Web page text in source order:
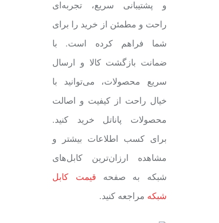
و پشتیبانی سریع، تجربه‌ای
راحت و مطمئن از خرید را برای
شما فراهم کرده است. با
ضمانت بازگشت کالا و ارسال
سریع محصولات، می‌توانید با
خیال راحت از کیفیت و اصالت
محصولات پاناتل خرید کنید.
برای کسب اطلاعات بیشتر و
مشاهده ارزان‌ترین کابل‌های
شبکه به صفحه قیمت کابل
شبکه مراجعه کنید.